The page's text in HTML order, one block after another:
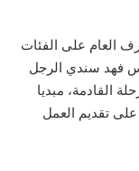
العام على الفئات
فهد سندي الرجل
القادمة، مبديا
تقديم العمل